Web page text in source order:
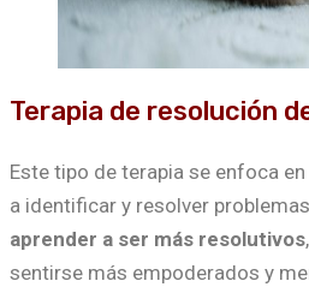
Terapia de resolución
Este tipo de terapia se enfoca
a identificar y resolver
aprender a ser más resolutivos
sentirse más empoderados y